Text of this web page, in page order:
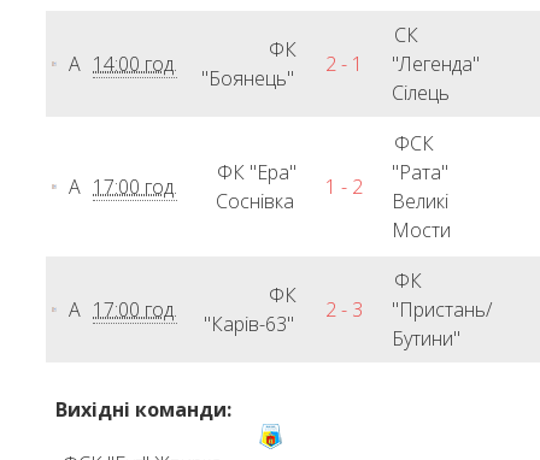
А 14:00 год.
ФК
"Боянець"
2 - 1
СК
"Легенда"
Сілець
А 17:00 год.
ФК "Ера"
Соснівка
1 - 2
ФСК
"Рата"
Великі
Мости
А 17:00 год.
ФК
"Карів-63"
2 - 3
ФК
"Пристань/
Бутини"
Вихідні команди: